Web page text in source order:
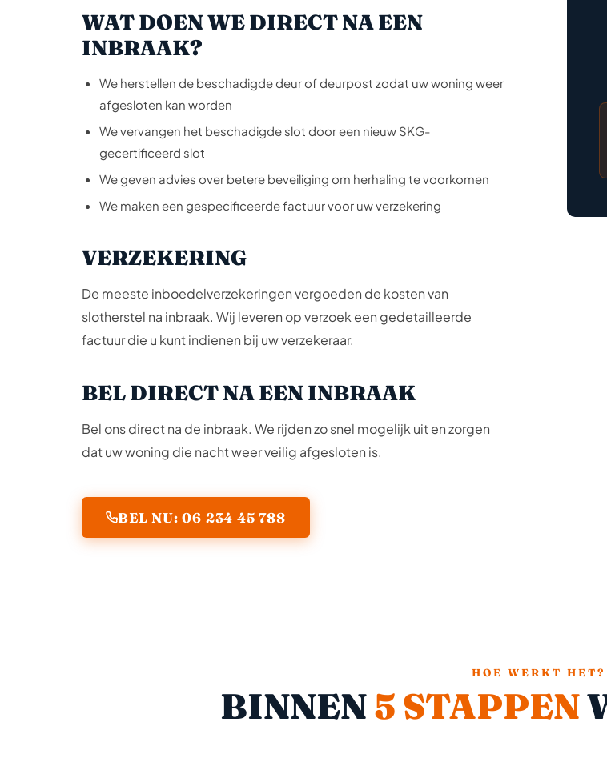
WAT DOEN WE DIRECT NA EEN
INBRAAK?
We herstellen de beschadigde deur of deurpost zodat uw woning weer
afgesloten kan worden
We vervangen het beschadigde slot door een nieuw SKG-
gecertificeerd slot
We geven advies over betere beveiliging om herhaling te voorkomen
We maken een gespecificeerde factuur voor uw verzekering
VERZEKERING
De meeste inboedelverzekeringen vergoeden de kosten van
slotherstel na inbraak. Wij leveren op verzoek een gedetailleerde
factuur die u kunt indienen bij uw verzekeraar.
BEL DIRECT NA EEN INBRAAK
Bel ons direct na de inbraak. We rijden zo snel mogelijk uit en zorgen
dat uw woning die nacht weer veilig afgesloten is.
BEL NU: 06 234 45 788
HOE WERKT HET?
BINNEN5 STAPPEN